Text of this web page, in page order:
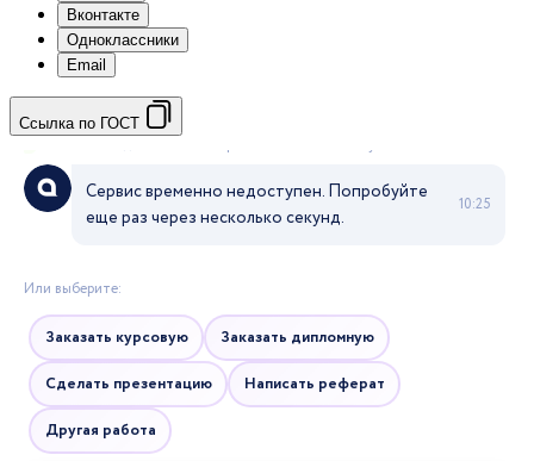
Вконтакте
Одноклассники
Email
Ссылка по ГОСТ